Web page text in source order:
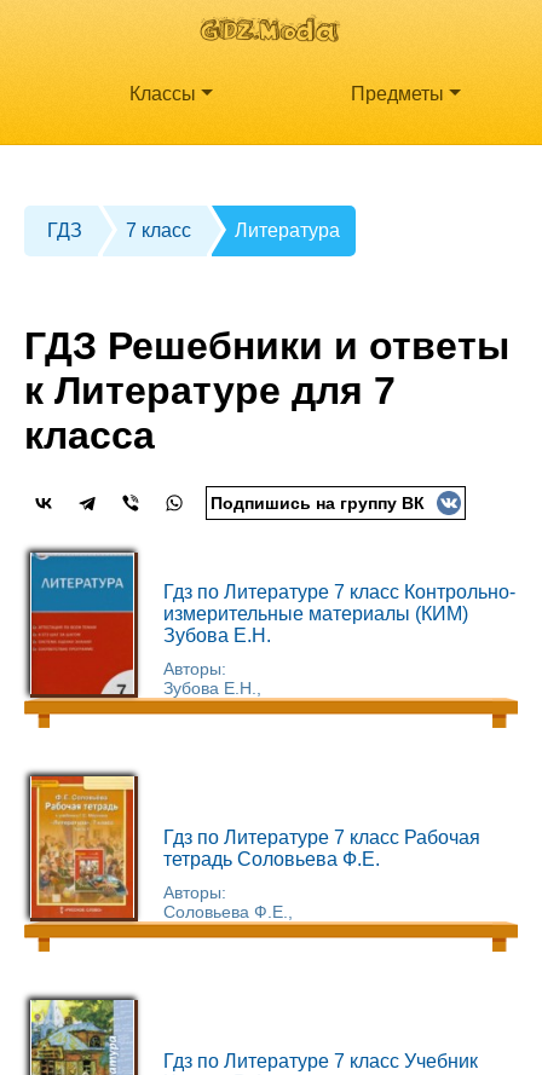
Классы Предметы
ГДЗ 7 класс Литература
ГДЗ Решебники и ответы
к Литературе для 7
класса
Подпишись на группу ВК
Гдз по Литературе 7 класс Контрольно-
измерительные материалы (КИМ)
Зубова Е.Н.
Авторы:
Зубова Е.Н.,
Гдз по Литературе 7 класс Рабочая
тетрадь Соловьева Ф.Е.
Авторы:
Соловьева Ф.Е.,
Гдз по Литературе 7 класс Учебник